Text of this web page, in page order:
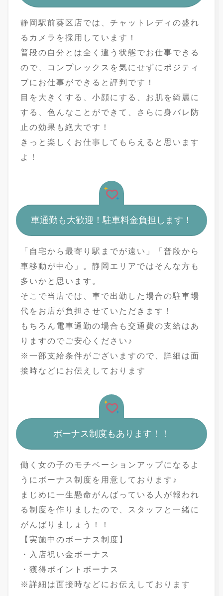
静岡駅前葵区店では、チャットレディの盛れ
るカメラを採用しています！
普段の自分とは全く違う状態でお仕事できる
ので、コンプレックスを気にせずにポジティ
ブにお仕事ができると評判です！
目を大きくする、小顔にする、お肌を綺麗に
する、色んなことができて、さらに身バレ防
止の効果も絶大です！
きっと楽しくお仕事してもらえると思います
よ！
車通勤も大歓迎！駐車料金負担します！
「自宅から最寄り駅までが遠い」「普段から
車移動が中心」。静岡エリアではそんな方も
多いかと思います。
そこで当店では、車で出勤した場合の駐車場
代をお店が負担させていただきます！
もちろん電車通勤の場合も交通費の支給はあ
りますのでご安心ください♪
※一部支給条件がございますので、詳細は面
接時などにお伝えしております
ボーナス制度もあります！！
働く女の子のモチベーションアップになるよ
うにボーナス制度を用意しております♪
まじめに一生懸命がんばっている人が報われ
る制度を作りましたので、スタッフと一緒に
がんばりましょう！！
【実施中のボーナス制度】
・入店祝い金ボーナス
・獲得ポイントボーナス
※詳細は面接時などにお伝えしております